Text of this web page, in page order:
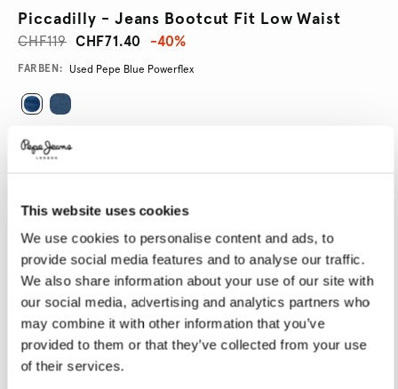
This website uses cookies
We use cookies to personalise content and ads, to
provide social media features and to analyse our traffic.
We also share information about your use of our site with
our social media, advertising and analytics partners who
may combine it with other information that you’ve
provided to them or that they’ve collected from your use
of their services.
Piccadilly - Jeans Bootcut Fit Low Waist
CHF71.40
CHF119 -40%
Promotions
Variations
FARBEN: Used Pepe Blue Powerflex
GRÖßE AUSWÄHLEN:
29 30 31
34
LÄNGE AUSWÄHLEN:
32
Model trägt: 27Größe des Models: